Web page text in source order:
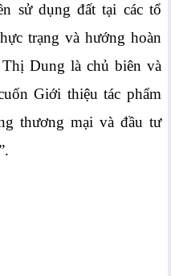
sử dụng đất tại các tổ
trạng và hướng hoàn
Dung là chủ biên và
Giới thiệu tác phẩm
thương mại và đầu tư